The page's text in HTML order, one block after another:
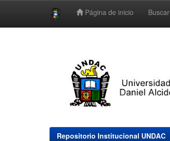
Página de inicio Buscar
Repositorio Institucional UNDAC